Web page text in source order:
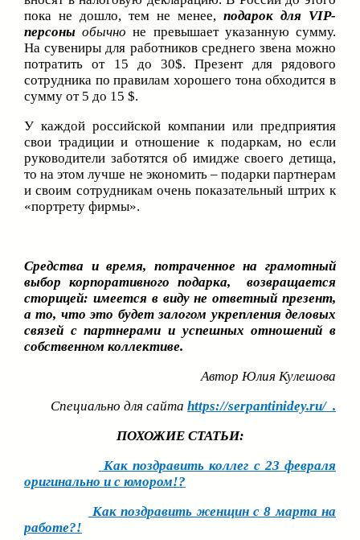
пока не дошло, тем не менее, подарок для VIP-
персоны обычноне превышает указанную сумму.
На сувениры для работников среднего звена можно
потратить от 15 до 30$. Презент для рядового
сотрудника по правилам хорошего тона обходится в
сумму от 5 до 15 $.
У каждой российской компании или предприятия
свои традиции и отношение к подаркам, но если
руководители заботятся об имидже своего детища,
то на этом лучше не экономить – подарки партнерам
и своим сотрудникам очень показательный штрих к
«портрету фирмы».
Средства и время, потраченное на грамотный
выбор корпоративного подарка, возвращается
сторицей: имеется в виду не ответный презент,
а то, что это будет залогом укрепления деловых
связей с партнерами и успешных отношений в
собственном коллективе.
Автор Юлия Кулешова
Специально для сайта https://serpantinidey.ru/ .
ПОХОЖИЕ СТАТЬИ:
Как поздравить коллег с 23 февраля
оригинально и с юмором!?
Как поздравить женщин с 8 марта на
работе?!